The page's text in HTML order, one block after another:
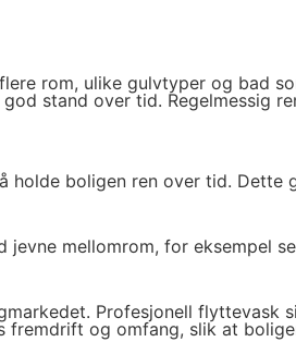
rom, ulike gulvtyper og bad
stand over tid. Regelmessig
holde boligen ren over tid.
jevne mellomrom, for
Profesjonell
og omfang, slik at